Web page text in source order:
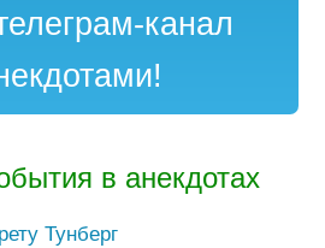
канал
в анекдотах
Тунберг